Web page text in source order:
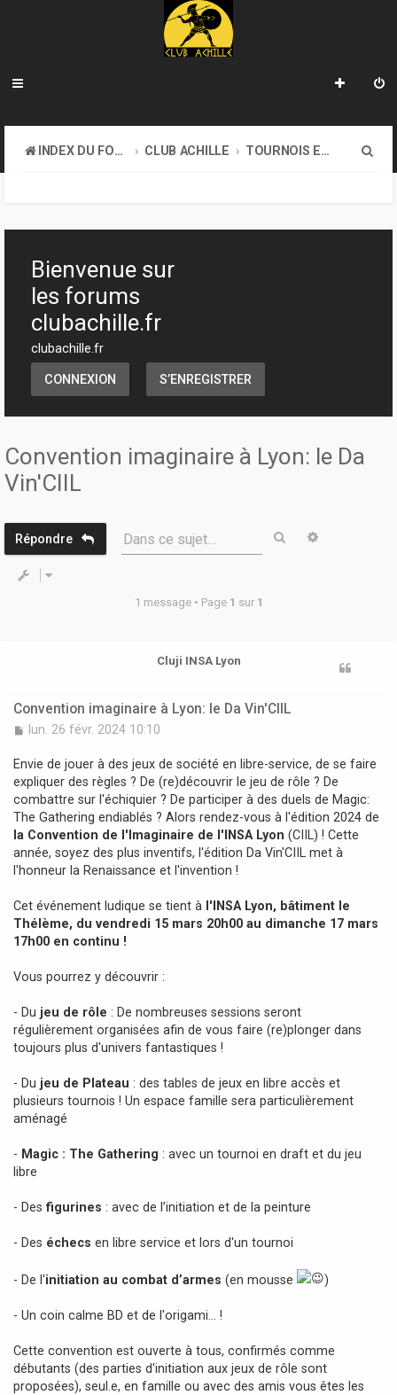
INDEX DU FORUM CLUB ACHILLE TOURNOIS ET EVENEMENTS
h
Bienvenue sur
les forums
clubachille.fr
clubachille.fr
CONNEXION S’ENREGISTRER
Convention imaginaire à Lyon: le Da
Vin'CIIL
Répondre Dans ce sujet… Rechercher
1 message • Page 1 sur 1
Cluji INSA Lyon
Convention imaginaire à Lyon: le Da Vin'CIIL
M
s
a
g
e
lun. 26 févr. 2024 10:10
Envie de jouer à des jeux de société en libre-service, de se faire
expliquer des règles ? De (re)découvrir le jeu de rôle ? De
combattre sur l'échiquier ? De participer à des duels de Magic:
The Gathering endiablés ? Alors rendez-vous à l'édition 2024 de
la Convention de l'Imaginaire de l'INSA Lyon (CIIL) ! Cette
année, soyez des plus inventifs, l'édition Da Vin'CIIL met à
l'honneur la Renaissance et l'invention !
Cet événement ludique se tient à
l'INSA Lyon, bâtiment le
Thélème, du vendredi 15 mars 20h00 au dimanche 17 mars
17h00 en continu !
Vous pourrez y découvrir :
- Du jeu de rôle : De nombreuses sessions seront
régulièrement organisées afin de vous faire (re)plonger dans
toujours plus d'univers fantastiques !
- Du jeu de Plateau : des tables de jeux en libre accès et
plusieurs tournois ! Un espace famille sera particulièrement
aménagé
- Magic : The Gathering : avec un tournoi en draft et du jeu
libre
- Desfigurines : avec de l’initiation et de la peinture
- Des échecs en libre service et lors d'un tournoi
- De l'initiation au combat d’armes (en mousse )
- Un coin calme BD et de l'origami… !
Cette convention est ouverte à tous, confirmés comme
débutants (des parties d'initiation aux jeux de rôle sont
proposées), seul.e, en famille ou avec des amis vous êtes les